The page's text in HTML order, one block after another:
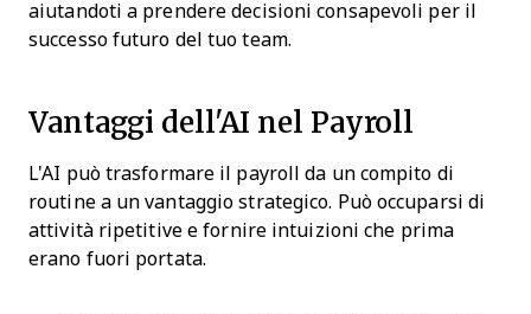
aiutandoti a prendere decisioni consapevoli per il
successo futuro del tuo team.
Vantaggi dell'AI nel Payroll
L'AI può trasformare il payroll da un compito di
routine a un vantaggio strategico. Può occuparsi di
attività ripetitive e fornire intuizioni che prima
erano fuori portata.